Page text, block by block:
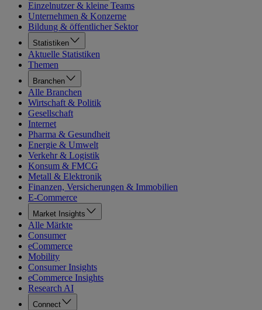
Einzelnutzer & kleine Teams
Unternehmen & Konzerne
Bildung & öffentlicher Sektor
Statistiken
Aktuelle Statistiken
Themen
Branchen
Alle Branchen
Wirtschaft & Politik
Gesellschaft
Internet
Pharma & Gesundheit
Energie & Umwelt
Verkehr & Logistik
Konsum & FMCG
Metall & Elektronik
Finanzen, Versicherungen & Immobilien
E-Commerce
Market Insights
Alle Märkte
Consumer
eCommerce
Mobility
Consumer Insights
eCommerce Insights
Research AI
Connect